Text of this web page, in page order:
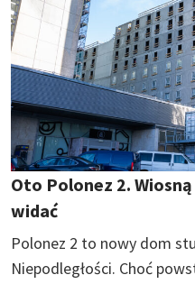
Oto Polonez 2.
widać
Polonez 2 to nowy dom
Niepodległości. Choć